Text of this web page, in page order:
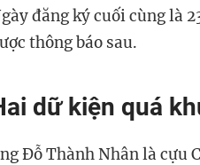
đăng ký cuối cùng là
thông báo sau.
dữ kiện quá
Đỗ Thành Nhân là cựu